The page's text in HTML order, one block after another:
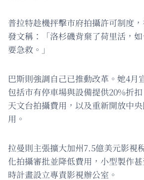
普拉特趁機抨擊市府拍攝許可制度
發文稱：「洛杉磯背棄了荷里活，
要急救。」
巴斯則強調自己已推動改革。她4月
包括市有停車場與設備提供20%折
天文台拍攝費用，以及重新開放中
用。
拉曼則主張擴大加州7.5億美元影視
化拍攝審批並降低費用，小型製作
時計畫設立專責影視辦公室。